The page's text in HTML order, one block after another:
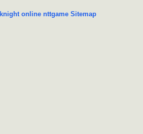
knight online nttgame Sitemap